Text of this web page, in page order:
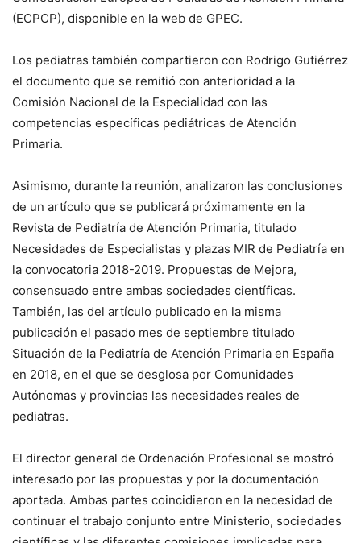
(ECPCP), disponible en la web de GPEC.
Los pediatras también compartieron con Rodrigo Gutiérrez
el documento que se remitió con anterioridad a la
Comisión Nacional de la Especialidad con las
competencias específicas pediátricas de Atención
Primaria.
Asimismo, durante la reunión, analizaron las conclusiones
de un artículo que se publicará próximamente en la
Revista de Pediatría de Atención Primaria, titulado
Necesidades de Especialistas y plazas MIR de Pediatría en
la convocatoria 2018-2019. Propuestas de Mejora,
consensuado entre ambas sociedades científicas.
También, las del artículo publicado en la misma
publicación el pasado mes de septiembre titulado
Situación de la Pediatría de Atención Primaria en España
en 2018, en el que se desglosa por Comunidades
Autónomas y provincias las necesidades reales de
pediatras.
El director general de Ordenación Profesional se mostró
interesado por las propuestas y por la documentación
aportada. Ambas partes coincidieron en la necesidad de
continuar el trabajo conjunto entre Ministerio, sociedades